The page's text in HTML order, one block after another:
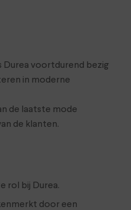
Durea voortdurend bezig
in moderne
de laatste mode
de klanten.
rol bij Durea.
door een